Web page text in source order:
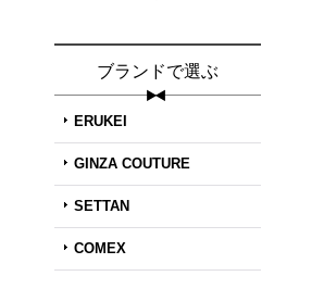
ブランドで選ぶ
ERUKEI
GINZA COUTURE
SETTAN
COMEX